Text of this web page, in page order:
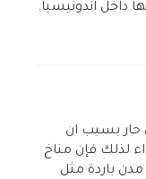
داخل اندونيسيا.
حار بسبب ان
لذلك فإن مناخ
باردة مثل